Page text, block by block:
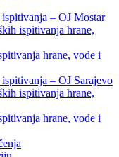
– OJ Mostar
ispitivanja hrane,
hrane, vode i
– OJ Sarajevo
ispitivanja hrane,
hrane, vode i